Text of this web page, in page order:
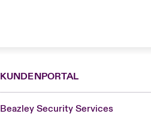
KUNDENPORTAL
Beazley Security Services